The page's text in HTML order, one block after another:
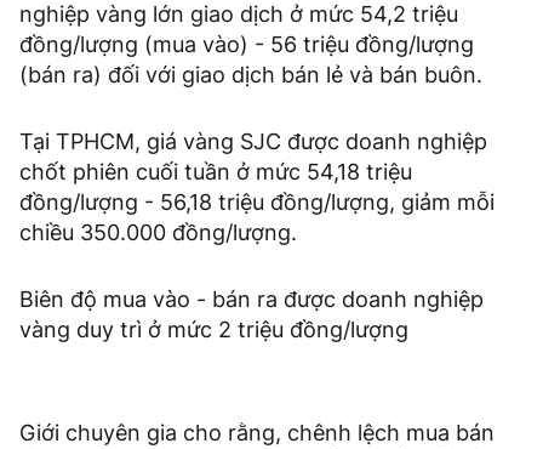
nghiệp vàng lớn giao dịch ở mức 54,2 triệu
đồng/lượng (mua vào) - 56 triệu đồng/lượng
(bán ra) đối với giao dịch bán lẻ và bán buôn.
Tại TPHCM, giá vàng SJC được doanh nghiệp
chốt phiên cuối tuần ở mức 54,18 triệu
đồng/lượng - 56,18 triệu đồng/lượng, giảm mỗi
chiều 350.000 đồng/lượng.
Biên độ mua vào - bán ra được doanh nghiệp
vàng duy trì ở mức 2 triệu đồng/lượng
Giới chuyên gia cho rằng, chênh lệch mua bán